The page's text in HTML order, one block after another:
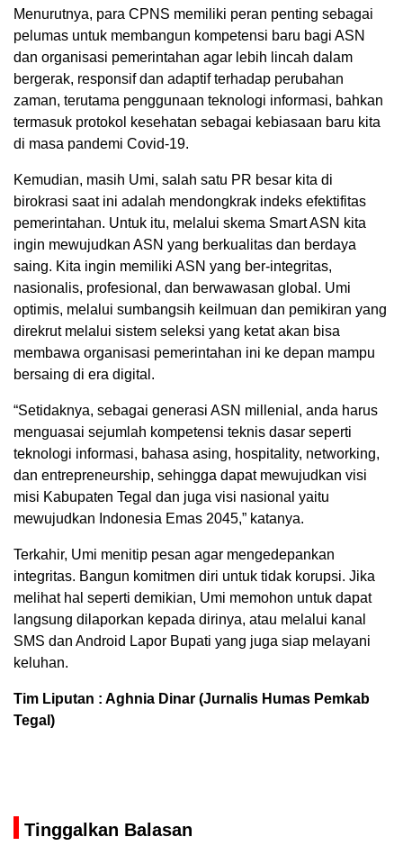
Menurutnya, para CPNS memiliki peran penting sebagai
pelumas untuk membangun kompetensi baru bagi ASN
dan organisasi pemerintahan agar lebih lincah dalam
bergerak, responsif dan adaptif terhadap perubahan
zaman, terutama penggunaan teknologi informasi, bahkan
termasuk protokol kesehatan sebagai kebiasaan baru kita
di masa pandemi Covid-19.
Kemudian, masih Umi, salah satu PR besar kita di
birokrasi saat ini adalah mendongkrak indeks efektifitas
pemerintahan. Untuk itu, melalui skema Smart ASN kita
ingin mewujudkan ASN yang berkualitas dan berdaya
saing. Kita ingin memiliki ASN yang ber-integritas,
nasionalis, profesional, dan berwawasan global. Umi
optimis, melalui sumbangsih keilmuan dan pemikiran yang
direkrut melalui sistem seleksi yang ketat akan bisa
membawa organisasi pemerintahan ini ke depan mampu
bersaing di era digital.
“Setidaknya, sebagai generasi ASN millenial, anda harus
menguasai sejumlah kompetensi teknis dasar seperti
teknologi informasi, bahasa asing, hospitality, networking,
dan entrepreneurship, sehingga dapat mewujudkan visi
misi Kabupaten Tegal dan juga visi nasional yaitu
mewujudkan Indonesia Emas 2045,” katanya.
Terkahir, Umi menitip pesan agar mengedepankan
integritas. Bangun komitmen diri untuk tidak korupsi. Jika
melihat hal seperti demikian, Umi memohon untuk dapat
langsung dilaporkan kepada dirinya, atau melalui kanal
SMS dan Android Lapor Bupati yang juga siap melayani
keluhan.
Tim Liputan : Aghnia Dinar (Jurnalis Humas Pemkab
Tegal)
Tinggalkan Balasan